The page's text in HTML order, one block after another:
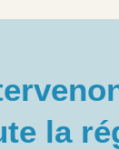
la